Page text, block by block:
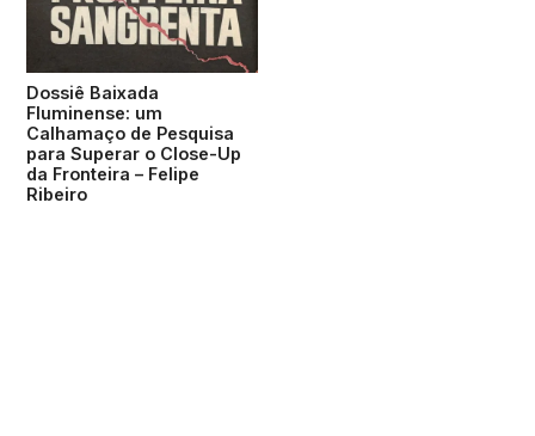
Dossiê Baixada
Fluminense: um
Calhamaço de Pesquisa
para Superar o Close-Up
da Fronteira – Felipe
Ribeiro